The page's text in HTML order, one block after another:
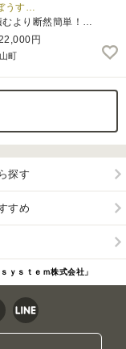
うす…
むより断然簡単！…
円
町
探す
すめ
ｙｓｔｅｍ株式会社」